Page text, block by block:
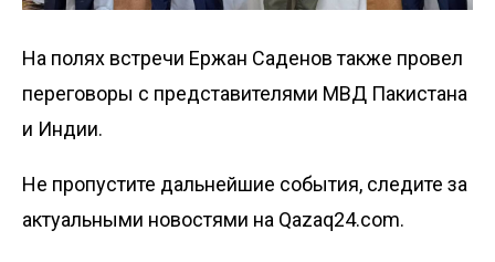
На полях встречи Ержан Саденов также провел
переговоры с представителями МВД Пакистана
и Индии.
Не пропустите дальнейшие события, следите за
актуальными новостями на Qazaq24.com.